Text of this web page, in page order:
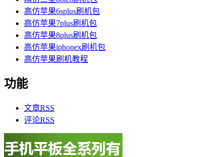
高仿苹果6splus刷机包
高仿苹果7plus刷机包
高仿苹果8plus刷机包
高仿苹果iphonex刷机包
高仿苹果刷机教程
功能
文章RSS
评论RSS